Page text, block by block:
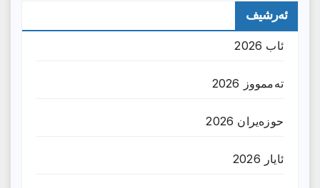
ئەرشیف
ئاب 2026
تەممووز 2026
حوزه‌یران 2026
ئایار 2026